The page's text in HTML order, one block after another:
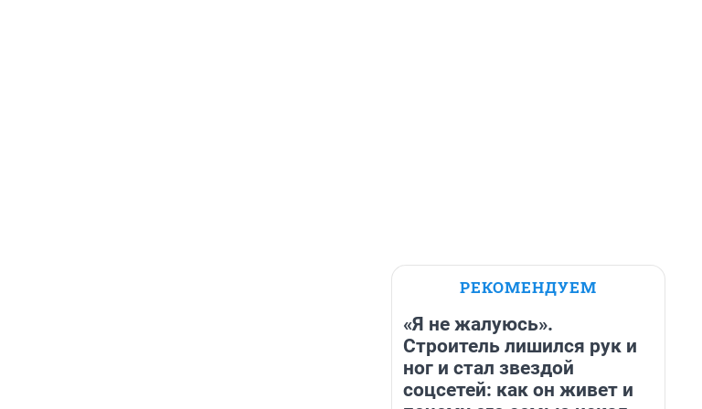
РЕКОМЕНДУЕМ
«Я не жалуюсь».
Строитель лишился рук и
ног и стал звездой
соцсетей: как он живет и